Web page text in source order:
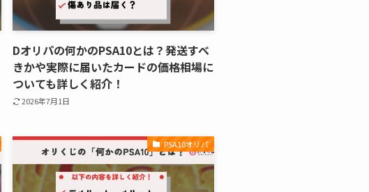
Dオリパの何かのPSA10とは？発送すべ
きかや実際に届いたカードの価格相場に
ついても詳しく紹介！
2026年7月1日
PSA10オリパ